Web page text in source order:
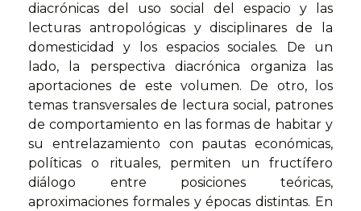
diacrónicas del uso social del espacio y las
lecturas antropológicas y disciplinares de la
domesticidad y los espacios sociales. De un
lado, la perspectiva diacrónica organiza las
aportaciones de este volumen. De otro, los
temas transversales de lectura social, patrones
de comportamiento en las formas de habitar y
su entrelazamiento con pautas económicas,
políticas o rituales, permiten un fructífero
diálogo entre posiciones teóricas,
aproximaciones formales y épocas distintas. En